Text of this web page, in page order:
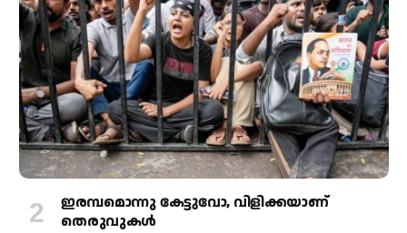
ഇരമ്പമൊന്നു കേട്ടുവോ, വിളിക്കയാണ്
തെരുവുകള്‍